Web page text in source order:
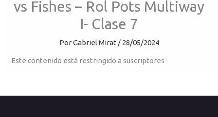
vs Fishes – Rol Pots Multiway
I- Clase 7
PorGabriel Mirat / 28/05/2024
Este contenido está restringido a suscriptores